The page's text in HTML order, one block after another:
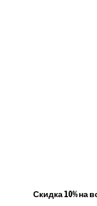
Скидка 10% на